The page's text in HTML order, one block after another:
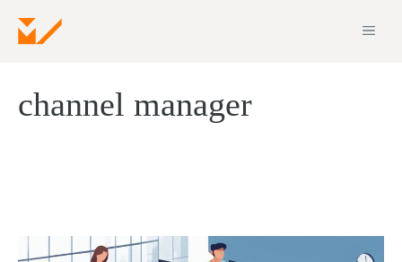
Inhalt
channel manager